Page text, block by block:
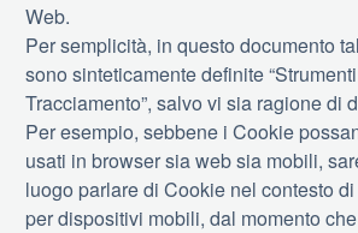
Web.
Per semplicità, in questo documento
sono sinteticamente definite
Tracciamento”, salvo vi sia ragione di
Per esempio, sebbene i Cookie
usati in browser sia web sia mobili,
luogo parlare di Cookie nel contesto
per dispositivi mobili, dal momento